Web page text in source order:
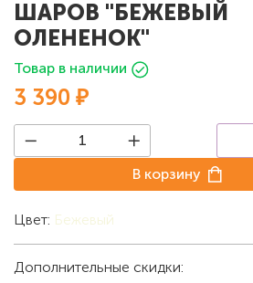
ШАРОВ "БЕЖЕВЫЙ
ОЛЕНЕНОК"
Товар в наличии
3 390 ₽
В корзину
Цвет: Бежевый
Дополнительные скидки: